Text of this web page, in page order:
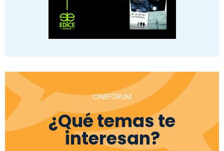
CINEFÓRUM
¿Qué temas te
interesan?